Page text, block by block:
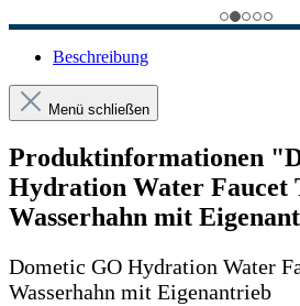
Beschreibung
Menü schließen
Produktinformationen
Hydration Water Faucet
Wasserhahn mit
Dometic GO Hydration Water
Wasserhahn mit Eigenantrieb